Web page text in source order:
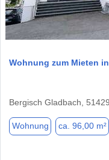
Wohnung zum Mieten
Bergisch Gladbach, 51429
Wohnung ca. 96,00 m²